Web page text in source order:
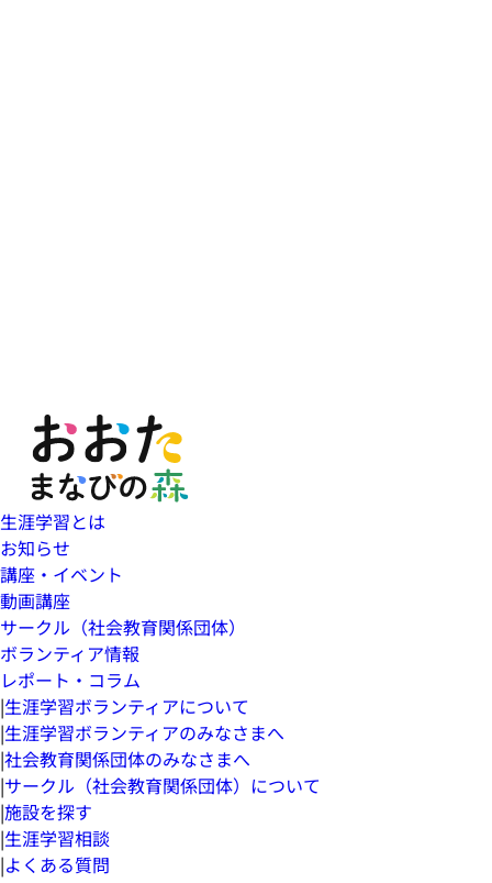
生涯学習とは
お知らせ
講座・イベント
動画講座
サークル（社会教育関係団体）
ボランティア情報
レポート・コラム
|生涯学習ボランティアについて
|生涯学習ボランティアのみなさまへ
|社会教育関係団体のみなさまへ
|サークル（社会教育関係団体）について
|施設を探す
|生涯学習相談
|よくある質問